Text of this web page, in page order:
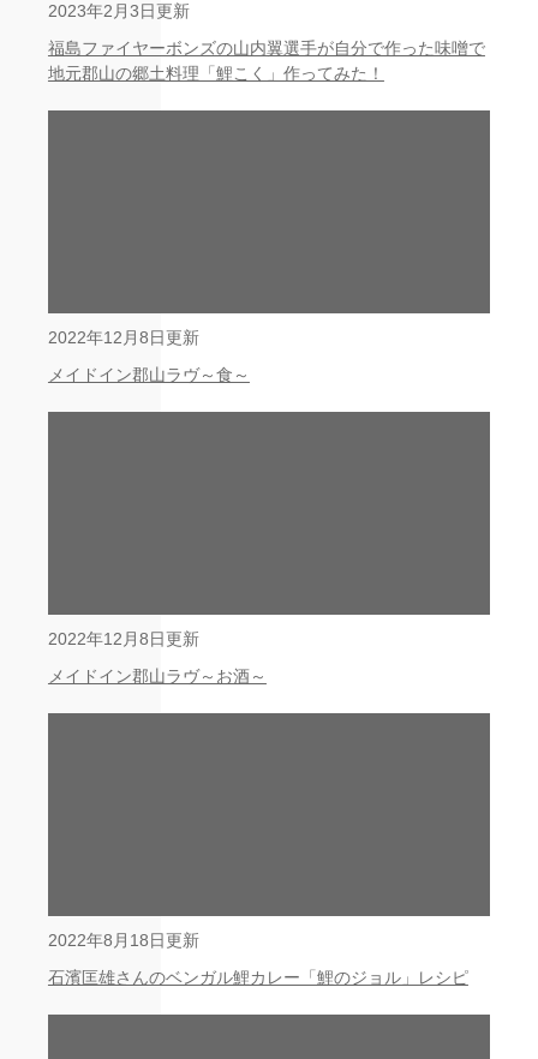
2023年2月3日更新
福島ファイヤーボンズの山内翼選手が自分で作った味噌で
地元郡山の郷土料理「鯉こく」作ってみた！
2022年12月8日更新
メイドイン郡山ラヴ～食～
2022年12月8日更新
メイドイン郡山ラヴ～お酒～
2022年8月18日更新
石濱匡雄さんのベンガル鯉カレー「鯉のジョル」レシピ